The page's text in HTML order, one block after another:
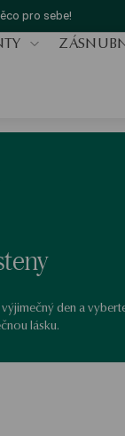
pro sebe!
den a
lásku.